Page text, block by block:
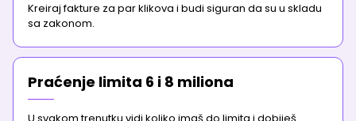
Kreiraj fakture za par klikova i budi siguran da su u skladu
sa zakonom.
Praćenje limita 6 i 8 miliona